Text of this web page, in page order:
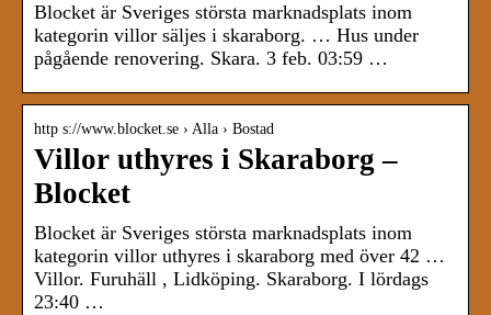
Blocket är Sveriges största marknadsplats inom
kategorin villor säljes i skaraborg. … Hus under
pågående renovering. Skara. 3 feb. 03:59 …
http s://www.blocket.se › Alla › Bostad
Villor uthyres i Skaraborg –
Blocket
Blocket är Sveriges största marknadsplats inom
kategorin villor uthyres i skaraborg med över 42 …
Villor. Furuhäll , Lidköping. Skaraborg. I lördags
23:40 …